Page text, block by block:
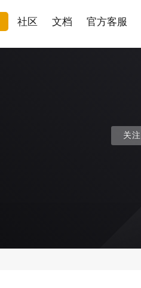
社区 文档 官方客服
关注